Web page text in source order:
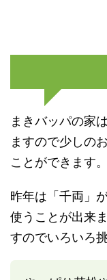
まきバッパの家
ますので少しの
ことができます。
昨年は「千両」
使うことが出来
すのでいろいろ